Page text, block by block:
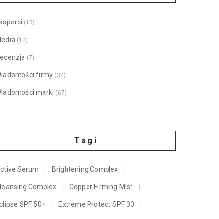
(13)
(12)
(7)
firmy (34)
marki (67)
Tagi
Serum Brightening Complex
Complex Copper Firming Mist
SPF 50+ Extreme Protect SPF 30